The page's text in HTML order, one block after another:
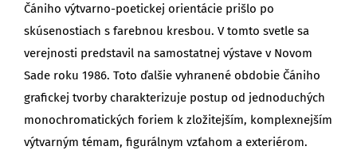
Čániho výtvarno-poetickej orientácie prišlo po
skúsenostiach s farebnou kresbou. V tomto svetle sa
verejnosti predstavil na samostatnej výstave v Novom
Sade roku 1986. Toto ďalšie vyhranené obdobie Čániho
grafickej tvorby charakterizuje postup od jednoduchých
monochromatických foriem k zložitejším, komplexnejším
výtvarným témam, figurálnym vzťahom a exteriérom.